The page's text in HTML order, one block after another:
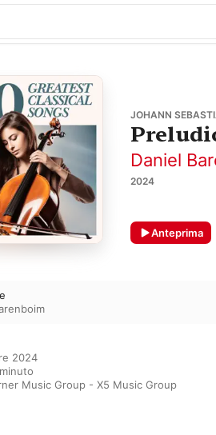
JOHANN
Daniel
2024
Anteprima
2024
Music Group - X5 Music Group